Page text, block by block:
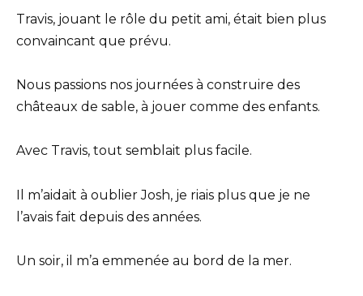
Travis, jouant le rôle du petit ami, était bien plus
convaincant que prévu.
Nous passions nos journées à construire des
châteaux de sable, à jouer comme des enfants.
Avec Travis, tout semblait plus facile.
Il m’aidait à oublier Josh, je riais plus que je ne
l’avais fait depuis des années.
Un soir, il m’a emmenée au bord de la mer.